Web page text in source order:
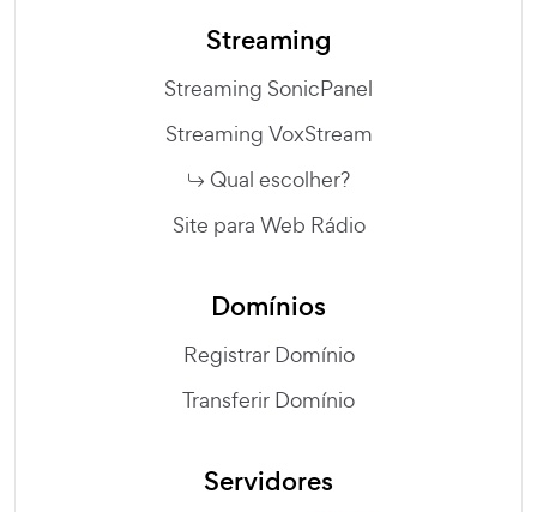
Streaming
Streaming SonicPanel
Streaming VoxStream
Qual escolher?
Site para Web Rádio
Domínios
Registrar Domínio
Transferir Domínio
Servidores